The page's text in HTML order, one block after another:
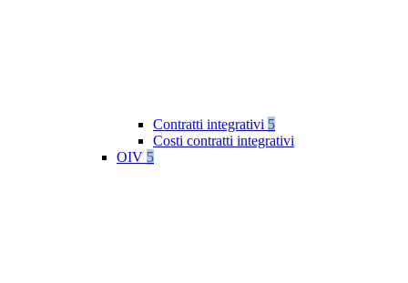
Contratti integrativi 5
Costi contratti integrativi
OIV 5